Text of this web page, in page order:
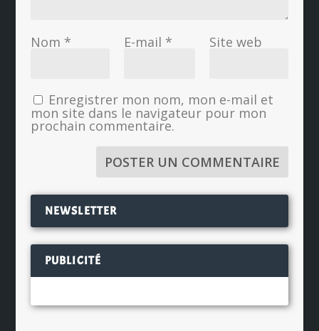
Nom * E-mail * Site web
Enregistrer mon nom, mon e-mail et
mon site dans le navigateur pour mon
prochain commentaire.
NEWSLETTER
PUBLICITÉ